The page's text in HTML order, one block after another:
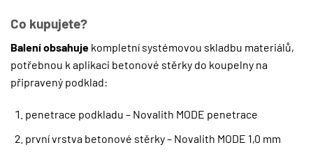
Co kupujete?
Balení obsahuje kompletní systémovou skladbu materiálů,
potřebnou k aplikaci betonové stěrky do koupelny na
připravený podklad:
penetrace podkladu – Novalith MODE penetrace
první vrstva betonové stěrky – Novalith MODE 1,0 mm